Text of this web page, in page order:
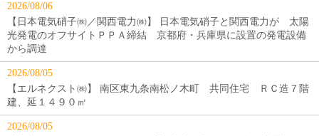
2026/08/06
【日本電気硝子㈱／関西電力㈱】 日本電気硝子と関西電力が 太陽
光発電のオフサイトＰＰＡ締結 京都府・兵庫県に設置の発電設備
から調達
2026/08/05
【エルネクスト㈱】 南区東九条南松ノ木町 共同住宅 ＲＣ造７階
建、延１４９０㎡
2026/08/05